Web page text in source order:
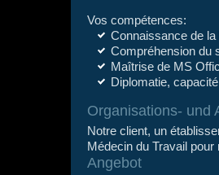
Vos compétences:
Connaissance de la
Compréhension du
Maîtrise de MS
Diplomatie,
Organisations- und
Notre client, un
Médecin du Travail
Angebot